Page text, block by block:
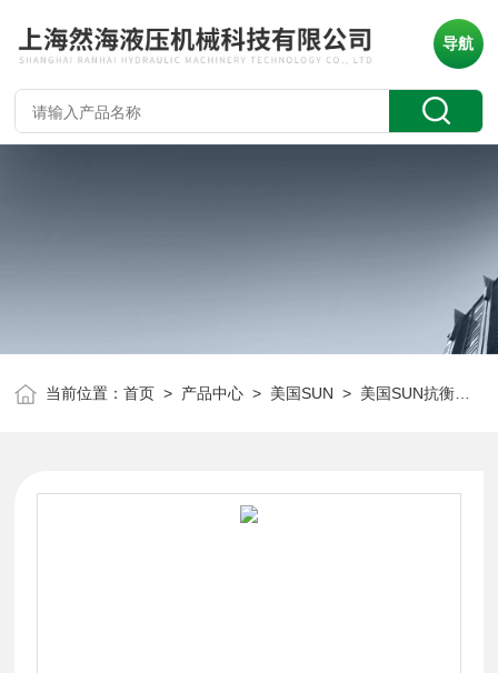
导航
当前位置：首页 > 产品中心 > 美国SUN > 美国SUN抗衡阀